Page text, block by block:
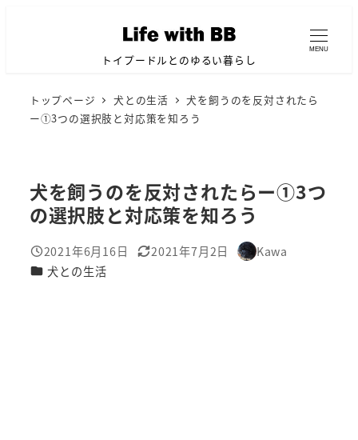
トイプードルとのゆるい暮らし
MENU
トップページ 犬との生活
犬を飼うのを反対されたら
ー①3つの選択肢と対応策を知ろう
犬を飼うのを反対されたらー①3つ
の選択肢と対応策を知ろう
投稿日
2021年6月16日
更新日
2021年7月2日
著
Kawa
カテゴリー
犬との生活